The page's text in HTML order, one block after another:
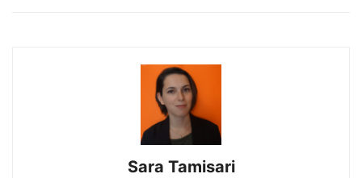
Sara Tamisari